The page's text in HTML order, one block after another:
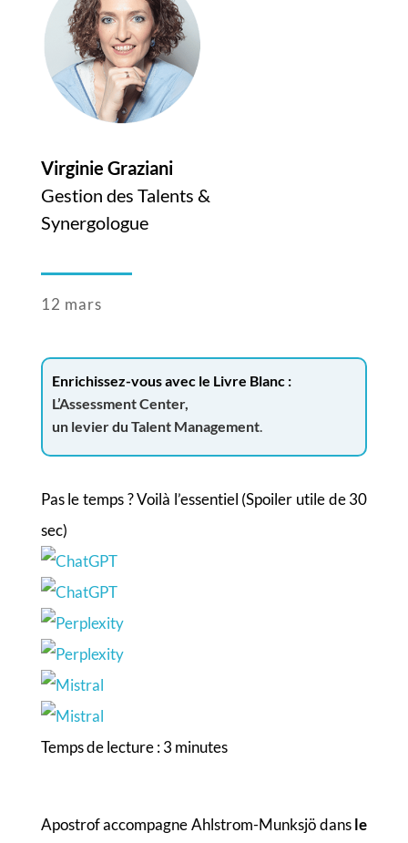
Virginie Graziani
Gestion des Talents &
Synergologue
12 mars
Enrichissez-vous avec le Livre Blanc :
L’Assessment Center,
un levier du Talent Management.
Pas le temps ? Voilà l’essentiel (Spoiler utile de 30
sec)
Temps de lecture :3 minutes
Apostrof accompagne Ahlstrom-Munksjö dansle